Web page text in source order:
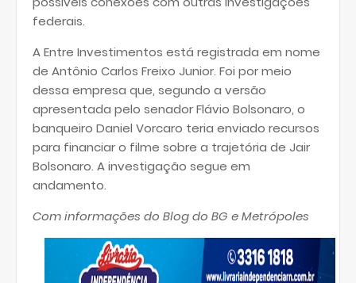
federais.
A Entre Investimentos está registrada em nome
de Antônio Carlos Freixo Junior. Foi por meio
dessa empresa que, segundo a versão
apresentada pelo senador Flávio Bolsonaro, o
banqueiro Daniel Vorcaro teria enviado recursos
para financiar o filme sobre a trajetória de Jair
Bolsonaro. A investigação segue em
andamento.
Com informações do Blog do BG e Metrópoles